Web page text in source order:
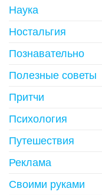
Наука
Ностальгия
Познавательно
Полезные советы
Притчи
Психология
Путешествия
Реклама
Своими руками